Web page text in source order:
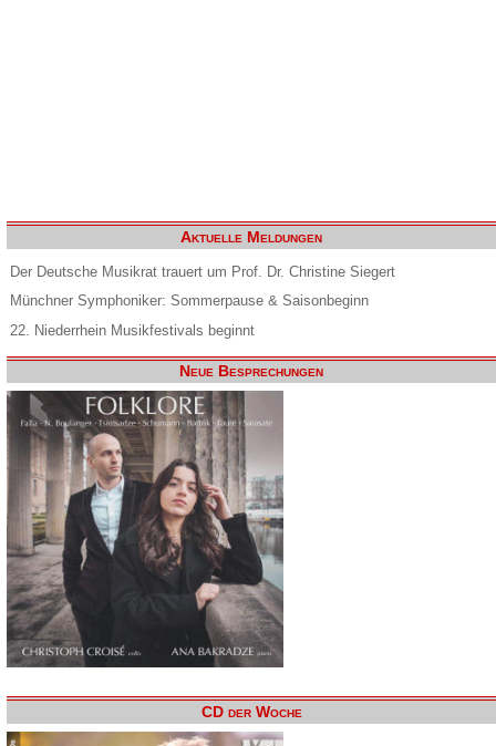
Aktuelle Meldungen
Der Deutsche Musikrat trauert um Prof. Dr. Christine Siegert
Münchner Symphoniker: Sommerpause & Saisonbeginn
22. Niederrhein Musikfestivals beginnt
Neue Besprechungen
CD der Woche